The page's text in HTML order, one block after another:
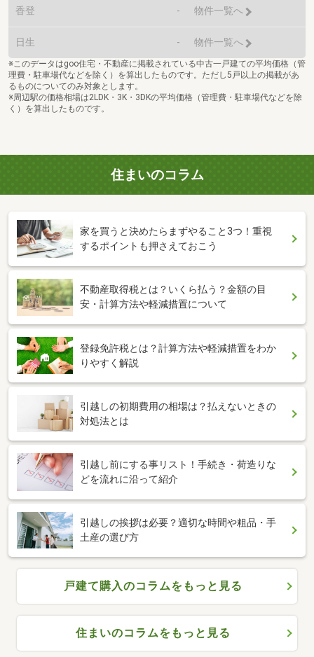
香登 - 物件一覧へ
日生 - 物件一覧へ
※このデータはgoo住宅・不動産に掲載されている中古一戸建ての平均価格（管
理費・駐車場代などを除く）を算出したものです。ただし5戸以上の掲載があ
るものについてのみ対象とします。
※周辺駅の価格相場は2LDK・3K・3DKの平均価格（管理費・駐車場代などを除
く）を算出したものです。
住まいのコラム
家を買うと決めたらまずやること3つ！重視
するポイントも押さえておこう
不動産取得税とは？いくら払う？金額の目
安・計算方法や軽減措置について
登録免許税とは？計算方法や軽減措置をわか
りやすく解説
引越しの初期費用の相場は？払えないときの
対処法とは
引越し前にする事リスト！手続き・荷造りな
どを流れに沿って紹介
引越しの挨拶は必要？適切な時間や粗品・手
土産の選び方
戸建て購入のコラムをもっと見る
住まいのコラムをもっと見る